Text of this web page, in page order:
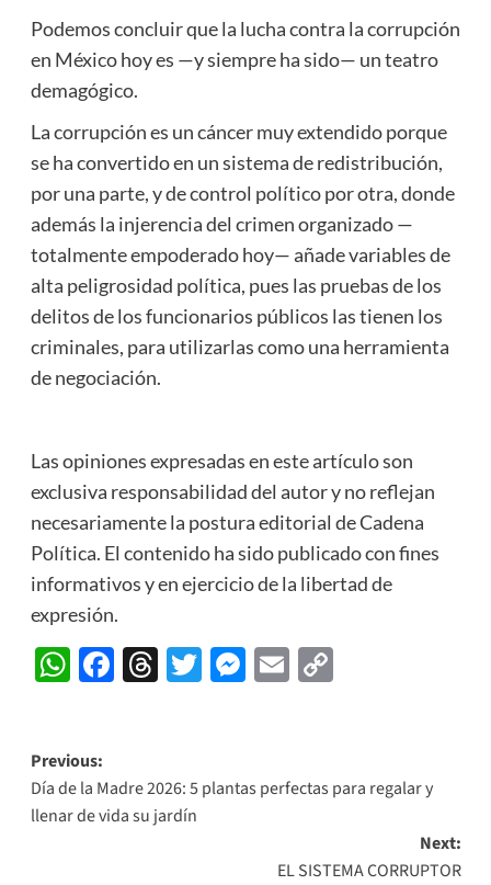
Podemos concluir que la lucha contra la corrupción
en México hoy es —y siempre ha sido— un teatro
demagógico.
La corrupción es un cáncer muy extendido porque
se ha convertido en un sistema de redistribución,
por una parte, y de control político por otra, donde
además la injerencia del crimen organizado —
totalmente empoderado hoy— añade variables de
alta peligrosidad política, pues las pruebas de los
delitos de los funcionarios públicos las tienen los
criminales, para utilizarlas como una herramienta
de negociación.
Las opiniones expresadas en este artículo son
exclusiva responsabilidad del autor y no reflejan
necesariamente la postura editorial de Cadena
Política. El contenido ha sido publicado con fines
informativos y en ejercicio de la libertad de
expresión.
WhatsApp
Facebook
Threads
Twitter
Messenger
EmailCopy
Post
navigation
Previous:
Día de la Madre 2026: 5 plantas perfectas para regalar y
llenar de vida su jardín
Next:
EL SISTEMA CORRUPTOR